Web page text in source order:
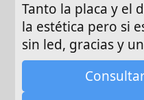
Tanto la placa y el
la estética pero si
sin led, gracias y